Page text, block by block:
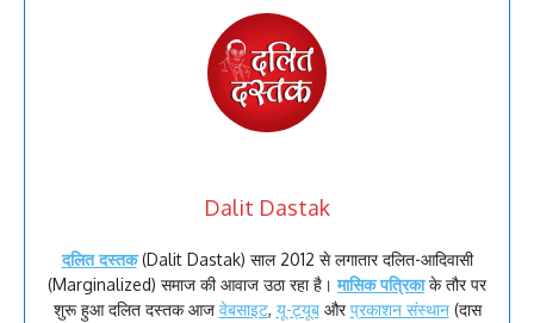
Dalit Dastak
दलित दस्तक (Dalit Dastak) साल 2012 से लगातार दलित-आदिवासी
(Marginalized) समाज की आवाज उठा रहा है।मासिक पत्रिकाके तौर पर
शुरू हुआ दलित दस्तक आज वेबसाइट, यू-ट्यूबऔरप्रकाशन संस्थान(दास